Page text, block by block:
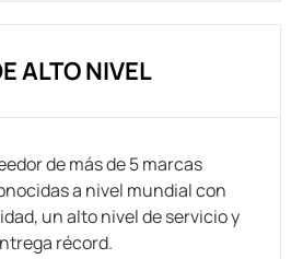
ALTO NIVEL
de más de 5 marcas
a nivel mundial con
un alto nivel de servicio y
récord.